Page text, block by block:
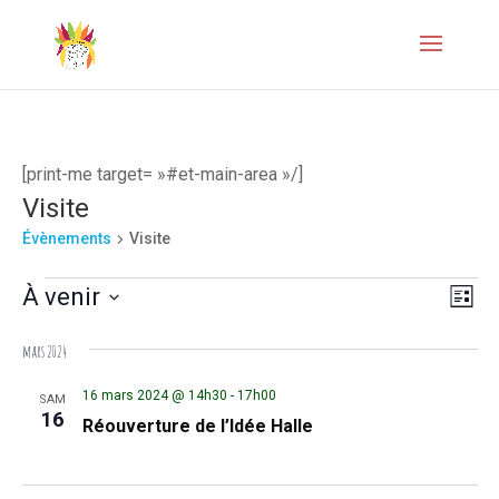
[print-me target= »#et-main-area »/]
Visite
Évènements Visite
Évènements
vues
Liste
À venir
une
date.
mars 2024
SAM
16 Réouverture de l’Idée Halle
16 mars 2024 @ 14h30 - 17h00